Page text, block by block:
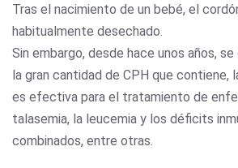
Tras el nacimiento de un bebé, el
habitualmente desechado.
Sin embargo, desde hace unos años,
la gran cantidad de CPH que contiene,
es efectiva para el tratamiento de
talasemia, la leucemia y los déficits
combinados, entre otras.